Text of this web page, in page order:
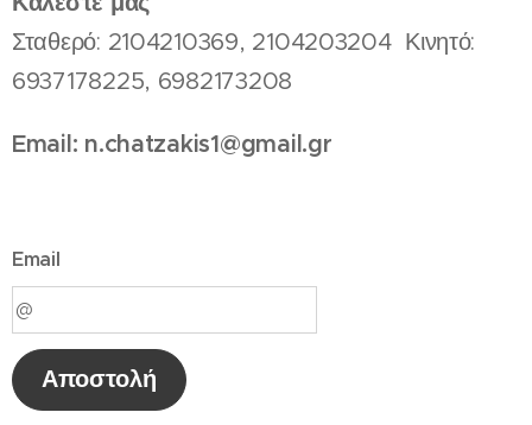
Σταθερό: 2104210369, 2104203204 Κινητό:
6937178225, 6982173208
Email: n.chatzakis1@gmail.gr
Email
Αποστολή